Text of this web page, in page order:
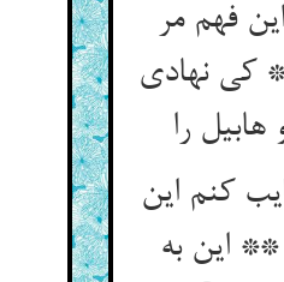
فهم مر
کی نهادی
هابیل را
کنم این
** این به